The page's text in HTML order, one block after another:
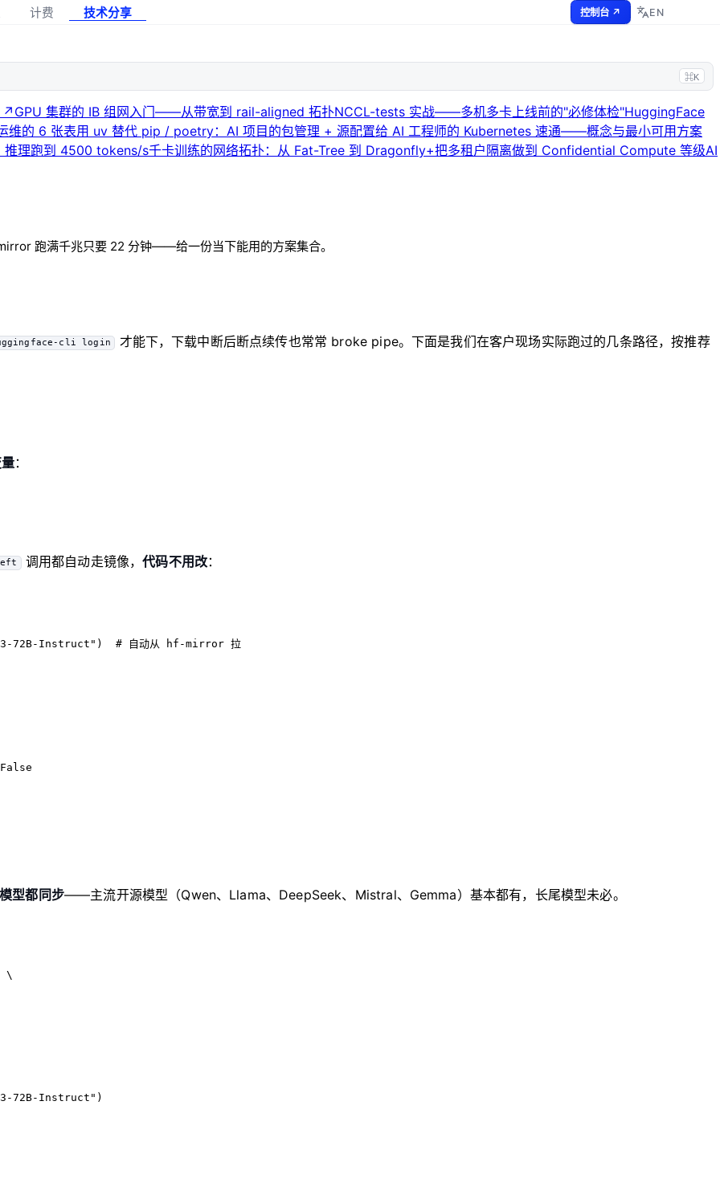
计费 技术分享 控制台 ↗ EN
⌘K
↗ GPU 集群的 IB 组网入门——从带宽到 rail-aligned 拓扑NCCL-tests 实战——多机多卡上线前的"必修体检"HuggingFace
维的 6 张表用 uv 替代 pip / poetry：AI 项目的包管理 + 源配置给 AI 工程师的 Kubernetes 速通——概念与最小可用方案
理跑到 4500 tokens/s千卡训练的网络拓扑：从 Fat-Tree 到 Dragonfly+把多租户隔离做到 Confidential Compute 等级AI
跑满千兆只要 22 分钟——给一份当下能用的方案集合。
cli login 才能下，下载中断后断点续传也常常 broke pipe。下面是我们在客户现场实际跑过的几条路径，按推荐
：
调用都自动走镜像，代码不用改：
72B-Instruct" ) # 自动从 hf-mirror 拉
型都同步——主流开源模型（Qwen、Llama、DeepSeek、Mistral、Gemma）基本都有，长尾模型未必。
\
72B-Instruct" )